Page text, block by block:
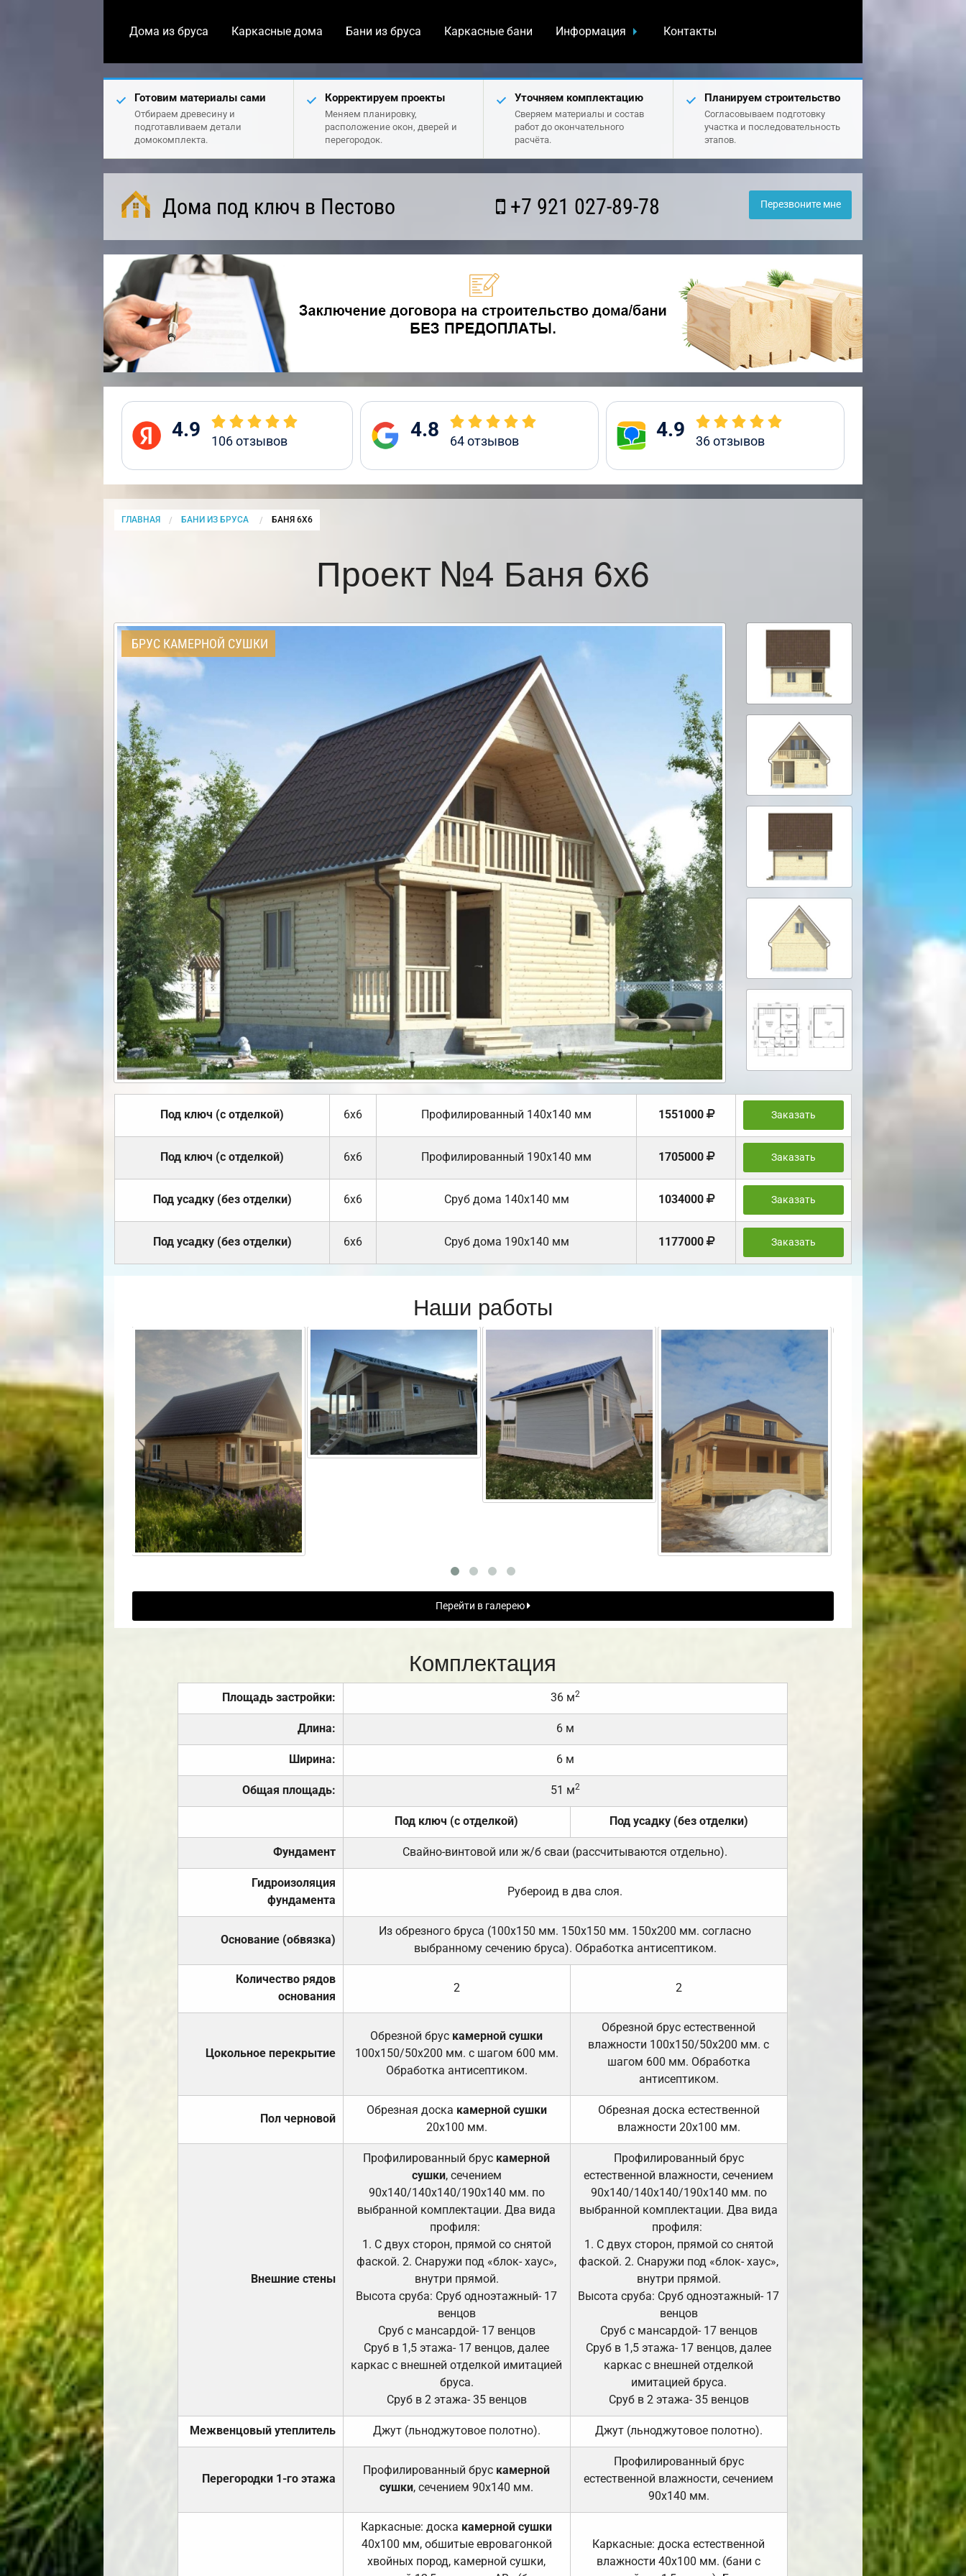
Дома из бруса Каркасные дома Бани из бруса Каркасные бани Информация Контакты
Готовим материалы сами
Отбираем древесину и
подготавливаем детали
домокомплекта.
Корректируем проекты
Меняем планировку,
расположение окон, дверей и
перегородок.
Уточняем комплектацию
Сверяем материалы и состав
работ до окончательного
расчёта.
Планируем строительство
Согласовываем подготовку
участка и последовательность
этапов.
Дома под ключ в Пестово +7 921 027-89-78 Перезвоните мне
4.9 106отзывов 4.8 64отзывов 4.9 36отзывов
ГЛАВНАЯ БАНИ ИЗ БРУСА CURRENT:
БАНЯ 6Х6
Проект №4 Баня 6х6
БРУС КАМЕРНОЙ СУШКИ
Под ключ (с отделкой) 6х6 Профилированный 140х140 мм 1551000 Заказать
Под ключ (с отделкой) 6х6 Профилированный 190х140 мм 1705000 Заказать
Под усадку (без отделки) 6х6 Cруб дома 140х140 мм 1034000 Заказать
Под усадку (без отделки) 6х6 Cруб дома 190х140 мм 1177000 Заказать
Наши работы
Перейти в галерею
Комплектация
Площадь застройки: 36 м2
Длина: 6 м
Ширина: 6 м
Общая площадь: 51 м2
Под ключ (с отделкой) Под усадку (без отделки)
Фундамент Свайно-винтовой или ж/б сваи (рассчитываются отдельно).
Гидроизоляция
фундамента
Рубероид в два слоя.
Основание (обвязка)
Из обрезного бруса (100х150 мм. 150х150 мм. 150х200 мм. согласно
выбранному сечению бруса). Обработка антисептиком.
Количество рядов
основания
2 2
Цокольное перекрытие
Обрезной брус камерной сушки
100х150/50х200 мм. с шагом 600 мм.
Обработка антисептиком.
Обрезной брус естественной
влажности 100х150/50х200 мм. с
шагом 600 мм. Обработка
антисептиком.
Пол черновой
Обрезная доска камерной сушки
20х100 мм.
Обрезная доска естественной
влажности 20х100 мм.
Внешние стены
Профилированный брус камерной
сушки, сечением
90х140/140х140/190х140 мм. по
выбранной комплектации. Два вида
профиля:
1. С двух сторон, прямой со снятой
фаской. 2. Снаружи под «блок- хаус»,
внутри прямой.
Высота сруба: Сруб одноэтажный- 17
венцов
Сруб с мансардой- 17 венцов
Сруб в 1,5 этажа- 17 венцов, далее
каркас с внешней отделкой имитацией
бруса.
Сруб в 2 этажа- 35 венцов
Профилированный брус
естественной влажности, сечением
90х140/140х140/190х140 мм. по
выбранной комплектации. Два вида
профиля:
1. С двух сторон, прямой со снятой
фаской. 2. Снаружи под «блок- хаус»,
внутри прямой.
Высота сруба: Сруб одноэтажный- 17
венцов
Сруб с мансардой- 17 венцов
Сруб в 1,5 этажа- 17 венцов, далее
каркас с внешней отделкой
имитацией бруса.
Сруб в 2 этажа- 35 венцов
Межвенцовый утеплитель Джут (льноджутовое полотно). Джут (льноджутовое полотно).
Перегородки 1-го этажа
Профилированный брус камерной
сушки, сечением 90х140 мм.
Профилированный брус
естественной влажности, сечением
90х140 мм.
Каркасные: доска камерной сушки
40х100 мм, обшитые евровагонкой
хвойных пород, камерной сушки,
Каркасные: доска естественной
влажности 40х100 мм. (бани с